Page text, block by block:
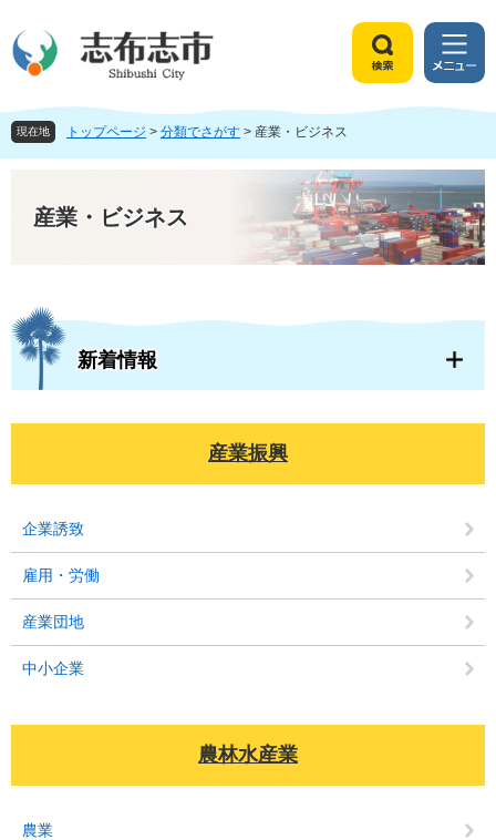
ジ
頭
ュ
飛
索
メ
ニ
ュ
現在地 トップページ > 分類でさがす > 産業・ビジネス
産業・ビジネス
新着情報
産業振興
企業誘致
雇用・労働
産業団地
中小企業
農林水産業
農業